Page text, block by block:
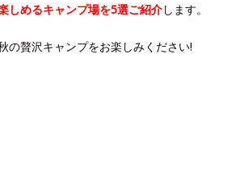
しめるキャンプ場を5選ご紹介します。
の贅沢キャンプをお楽しみください!